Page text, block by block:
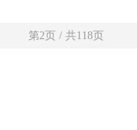
第2页 / 共118页